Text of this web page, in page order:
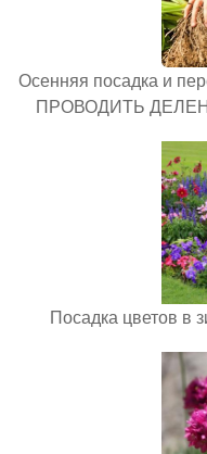
Осенняя посадка и
ПРОВОДИТЬ
Посадка цветов в